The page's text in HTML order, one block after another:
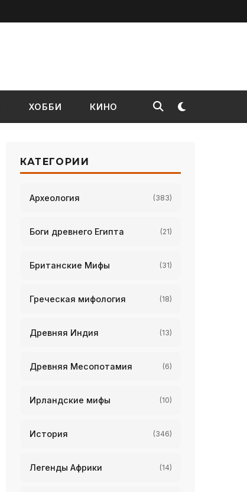
ХОББИ КИНО
КАТЕГОРИИ
Археология (383)
Боги древнего Египта (21)
Британские Мифы (31)
Греческая мифология (18)
Древняя Индия (13)
Древняя Месопотамия (6)
Ирландские мифы (10)
История (346)
Легенды Африки (14)